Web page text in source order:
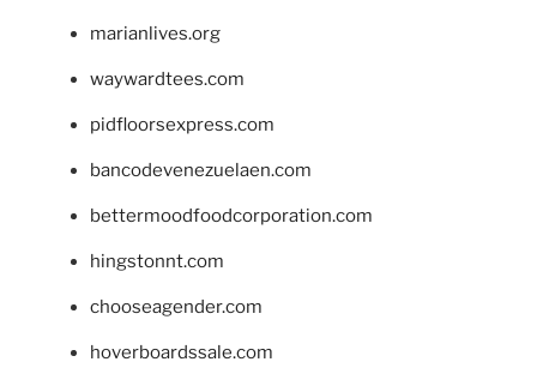
marianlives.org
waywardtees.com
pidfloorsexpress.com
bancodevenezuelaen.com
bettermoodfoodcorporation.com
hingstonnt.com
chooseagender.com
hoverboardssale.com